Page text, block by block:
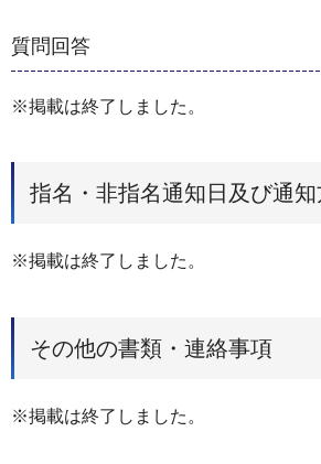
質問回答
※掲載は終了しました。
指名・非指名通知日及び通
※掲載は終了しました。
その他の書類・連絡事項
※掲載は終了しました。